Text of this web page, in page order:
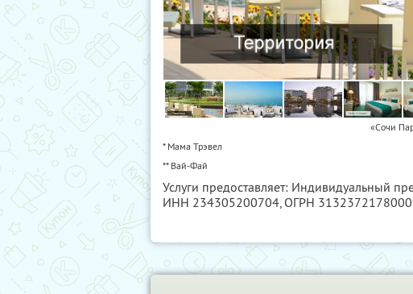
«Сочи
* Мама Трэвел
** Вай-Фай
Услуги предоставляет: Индивидуальный
ИНН 234305200704, ОГРН